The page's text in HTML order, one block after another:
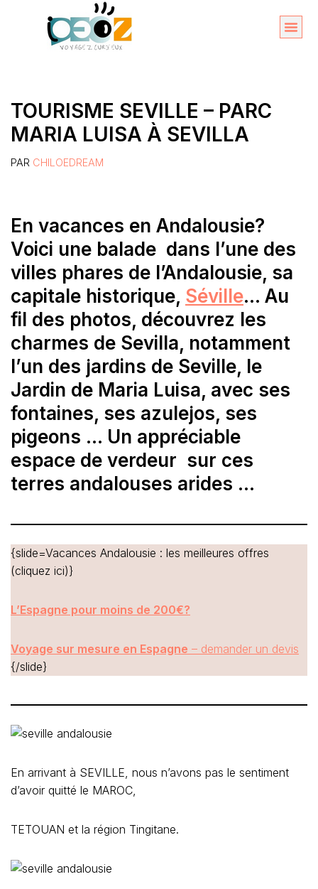
TOURISME SEVILLE – PARC
MARIA LUISA À SEVILLA
PAR CHILOEDREAM
En vacances en Andalousie?
Voici une balade dans l’une des
villes phares de l’Andalousie, sa
capitale historique, Séville… Au
fil des photos, découvrez les
charmes de Sevilla, notamment
l’un des jardins de Seville, le
Jardin de Maria Luisa, avec ses
fontaines, ses azulejos, ses
pigeons … Un appréciable
espace de verdeur sur ces
terres andalouses arides …
{slide=Vacances Andalousie : les meilleures offres
(cliquez ici)}
L’Espagne pour moins de 200€?
Voyage sur mesure en Espagne – demander un devis
{/slide}
En arrivant à SEVILLE, nous n’avons pas le sentiment
d’avoir quitté le MAROC,
TETOUAN et la région Tingitane.